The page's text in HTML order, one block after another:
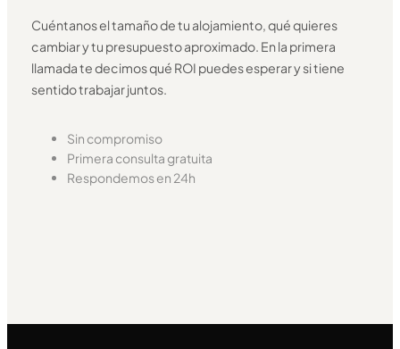
Cuéntanos el tamaño de tu alojamiento, qué quieres
cambiar y tu presupuesto aproximado. En la primera
llamada te decimos qué ROI puedes esperar y si tiene
sentido trabajar juntos.
Sin compromiso
Primera consulta gratuita
Respondemos en 24h